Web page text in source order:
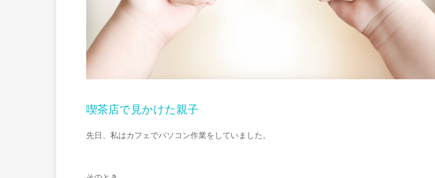
喫茶店で見かけた親子
先日、私はカフェでパソコン作業をしていました。